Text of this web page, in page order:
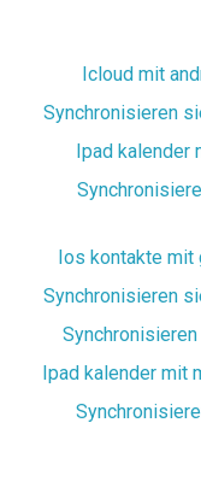
Icloud mit
Synchronisieren
Ipad kalender
Ios kontakte mit
Synchronisieren
Ipad kalender mit